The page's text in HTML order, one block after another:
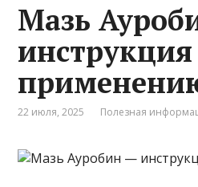
Мазь
22 июля, 2025 Полезная